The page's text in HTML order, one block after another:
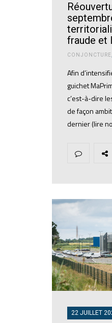
fraude et
CONJONCTURE
Afin
guichet
c’est-à-dire
de façon
dernier (lire
22 JUILLET